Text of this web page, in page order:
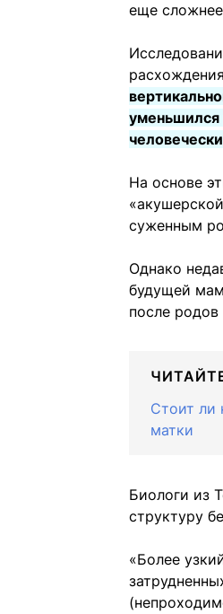
еще
уменьшился
На основе
суженным
Однако
будущей
после родов
Стоит ли
матки
Биологи из
структуру
«Более